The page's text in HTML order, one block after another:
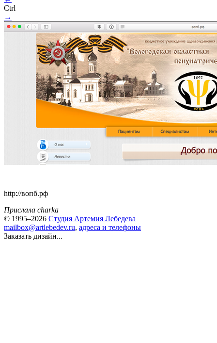
Ctrl
→
http://вопб.рф
Прислала charka
© 1995–2026 Студия Артемия Лебедева
mailbox@artlebedev.ru, адреса и телефоны
Заказать дизайн...